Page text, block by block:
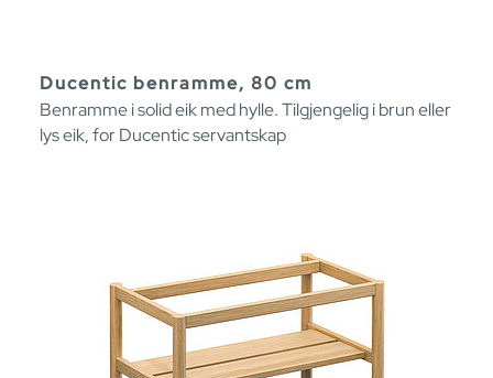
Ducentic benramme, 80 cm
Benramme i solid eik med hylle. Tilgjengelig i brun eller
lys eik, for Ducentic servantskap